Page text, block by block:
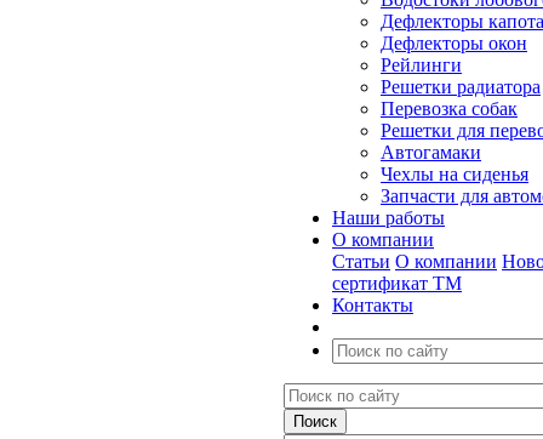
Дефлекторы капота
Дефлекторы окон
Рейлинги
Решетки радиатора
Перевозка собак
Решетки для
Автогамаки
Чехлы на сиденья
Запчасти для
Наши работы
О компании
Статьи О компании
сертификат ТМ
Контакты